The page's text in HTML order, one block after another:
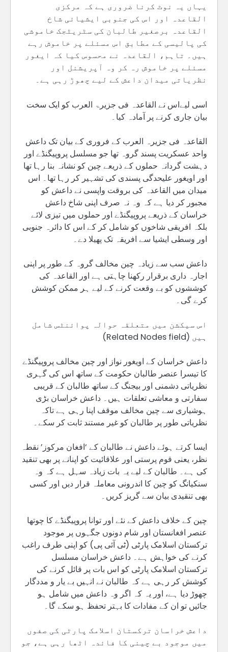
یہاں یہ نوٹ کرنا ضروری ہے کہ مرکزی
القاعدہ اور اس کی جنوبی ایشیائی شاخ
القاعدہ برصغیر طالبان کی سٹریٹجک خاموشی
کی پالیسی کے مطابق اس مسئلے پر خاموش رہے
ہیں۔ تاہم، القاعدہ نے محسوس کیا کہ ایغور
مسئلے پر خاموش رہ کر وہ آپریشنل اور
نظریاتی میدان داعش کے لیے چھوڑ رہی ہے۔
اسی لیےاس نے القاعدہ فی جزیرۃ العرب کو ایک سخت
بیان جاری کرنے پر آمادہ کیا۔
القاعدہ فی جزیرہ العرب کے فروری کے بیان تک داعش
واحد عسکریت پسند گروہ تھا جو مسلسل پروپیگنڈے اور
دہشت گردانہ حملوں کے ذریعے چین کو نشانہ بنا رہا تھا
اور اویغور علیحدگی پسندی کی تشہیر کر رہا تھا۔ اس
میدان میں القاعدہ کی بروقت واپسی نے داعش کو
مجبور کر دیا ہے کہ وہ نہ صرف اپنی شاخ داعش
خراسان کے ذریعے پروپیگنڈے اور حملوں میں تیزی لائے
بلکہ افریقی شاخوں کو شامل کر کے اس کا دائرہ جنوبی
اور وسطی ایشیا سے افریقہ تک پھیلا دے۔
داعش سب سے زیادہ چین مخالف گروہ کے طور پر اپنی
اجارہ داری برقرار رکھنا چاہتی ہے اور القاعدہ کی
کوششوں کو بے وقعت کرنے کے لیے ہر ممکن کوشش
کرے گی۔
اس سیکشن میں متعلقہ حوالہ پوائنٹس شامل
ہیں (Related Nodes field)
داعش خراسان کے اویغور نواز اور چین مخالف پروپیگنڈے
کا تیسرا عنصر طالبان حکومت کے ساتھ اس کی گہری
نظریاتی دشمنی اور بیجنگ کے ساتھ طالبان کے قریبی
سفارتی و معاشی تعلقات ہیں۔ داعش خراسان بڑی
ہوشیاری سے چین مخالف موقف اپنا رہی ہے تاکہ
نظریاتی طور پر طالبان کو غیر مستند ثابت کر سکے۔
ایسا کرتے ہوئے داعش نے طالبان کے ‘افغان مرکوز’ نقطہ
نظر، یعنی قوم پرستی اور علاقائیت کو اپنانے پر بھی تنقید
کی ہے۔ طالبان کے لیے یہ بات زیادہ سہل ہے کہ وہ
سنکیانگ کو چین کا اندرونی معاملہ قرار دیں اور کسی
بھی تنقیدی بیان سے گریز کریں۔
چین کے خلاف داعش کے نئے اور توانا پروپیگنڈے کا چوتھا
عنصر افغانستان اور شام دونوں جگہوں پر موجود
ترکستان اسلامک پارٹی (ٹی آئی پی) کو اپنی طرف راغب
کرنے کی خواہش ہے۔ داعش خراسان مسلسل
ترکستان اسلامک پارٹی کو اس بات پر قائل کرنے کی
کوشش کر رہی ہے کہ طالبان نے انہیں بے یار و مددگار
چھوڑ دیا ہے، اور یہ کہ اگر وہ داعش میں شامل ہو
جائیں تو ان کے مفادات کا بہتر تحفظ ہو سکے گا۔
داعش خراسان ترکستان اسلامک پارٹی کی صفوں
میں موجود بے چینی کا فائدہ اٹھا رہی ہے، جو